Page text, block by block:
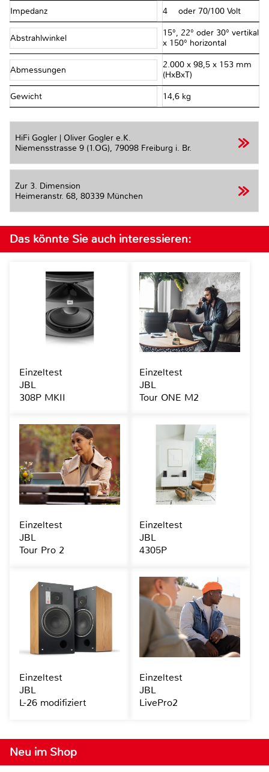
Impedanz 4 Ω oder 70/100 Volt
Abstrahlwinkel
15°, 22° oder 30° vertikal
x 150° horizontal
Abmessungen
2.000 x 98,5 x 153 mm
(HxBxT)
Gewicht 14,6 kg
HiFi Gogler | Oliver Gogler e.K.
Niemensstrasse 9 (1.OG), 79098 Freiburg i. Br.
Zur 3. Dimension
Heimeranstr. 68, 80339 München
Neu im Shop
Das könnte Sie auch interessieren:
Einzeltest
JBL
308P MKII
Einzeltest
JBL
Tour ONE M2
Einzeltest
JBL
Tour Pro 2
Einzeltest
JBL
4305P
Einzeltest
JBL
L-26 modifiziert
Einzeltest
JBL
LivePro2